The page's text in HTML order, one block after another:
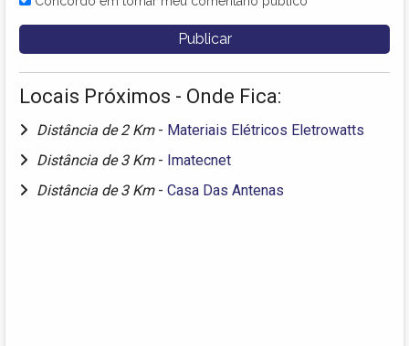
Locais Próximos - Onde Fica:
Distância de 2 Km - Materiais Elétricos Eletrowatts
Distância de 3 Km - Imatecnet
Distância de 3 Km - Casa Das Antenas